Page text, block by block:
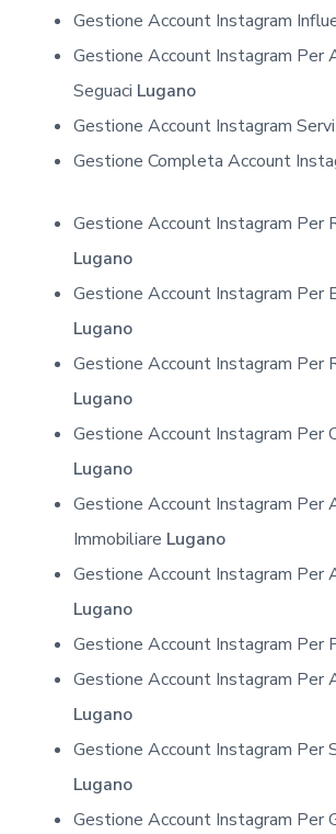
Gestione Account Instagram
Gestione Account Instagram Per
Seguaci Lugano
Gestione Account Instagram
Gestione Completa Account
Gestione Account Instagram Per
Lugano
Gestione Account Instagram Per
Lugano
Gestione Account Instagram Per
Lugano
Gestione Account Instagram Per
Lugano
Gestione Account Instagram Per
Immobiliare Lugano
Gestione Account Instagram Per
Lugano
Gestione Account Instagram Per
Gestione Account Instagram Per
Lugano
Gestione Account Instagram Per
Lugano
Gestione Account Instagram Per